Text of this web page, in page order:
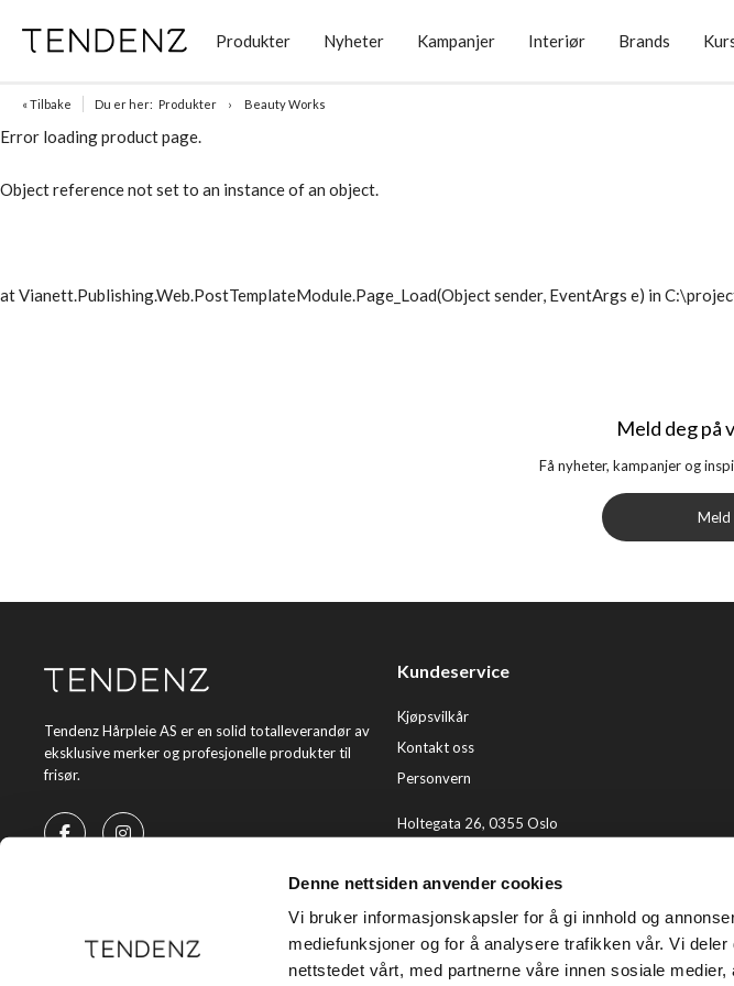
Denne nettsiden anvender cookies
Vi bruker informasjonskapsler for å gi innhold og
mediefunksjoner og for å analysere trafikken vår. Vi
nettstedet vårt, med partnerne våre innen sosiale
Produkter Nyheter Kampanjer Interiør Brands
« Tilbake Du er her: Produkter Beauty Works
Error loading product page.
Object reference not set to an instance of an object.
at Vianett.Publishing.Web.PostTemplateModule.Page_Load(Object sender, EventArgs e) in
Meld deg på
Få nyheter, kampanjer og
Meld
Tendenz Hårpleie AS er en solid totalleverandør av
eksklusive merker og profesjonelle produkter til
frisør.
Kundeservice
Kjøpsvilkår
Kontakt oss
Personvern
Holtegata 26, 0355 Oslo
E-post:kundeservice@tendenz.net